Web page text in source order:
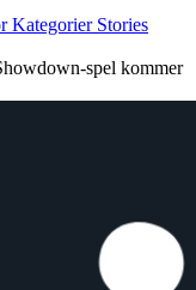
Kategorier Stories
spel kommer